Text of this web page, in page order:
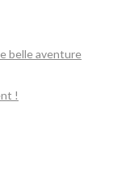
belle aventure
!